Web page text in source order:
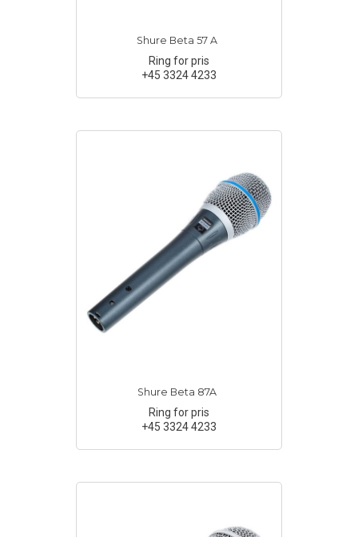
Shure Beta 57 A
Ring for pris
+45 3324 4233
Shure Beta 87A
Ring for pris
+45 3324 4233